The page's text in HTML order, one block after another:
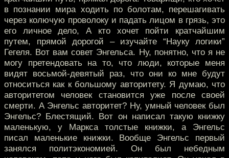
в познании мира ходить по болотам, перешагивать
через колючую проволоку и падать лицом в грязь, это
его личное дело, А кто хочет пойти кратчайшим
путем, прямой дорогой – изучайте “Науку логики”
Гегеля. Вот вам совет Энгельса. Ну, понятно, что я не
могу претендовать на то, что люди, которые меня
видят восьмой-девятый раз, что они ко мне будут
относиться как к большому авторитету. Я думаю, что
авторитетом человек становится уже после своей
смерти. А Энгельс авторитет? Ну, умный человек был
Энгельс? Блестящий. Вот он написал такую книжку
маленькую, у Маркса толстые книжки, а Энгельс
писал маленькие книжки. Вообще Энгельс первый
занялся политэкономией. Он был небедным